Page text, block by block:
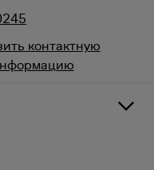
контактную